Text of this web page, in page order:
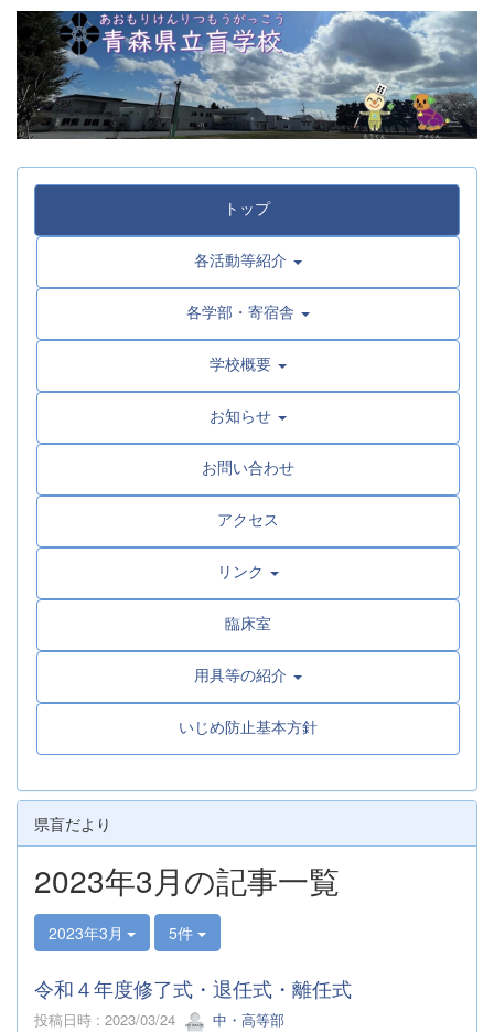
トップ
各活動等紹介
各学部・寄宿舎
学校概要
お知らせ
お問い合わせ
アクセス
リンク
臨床室
用具等の紹介
いじめ防止基本方針
県盲だより
2023年3月の記事一覧
2023年3月 5件
令和４年度修了式・退任式・離任式
投稿日時 : 2023/03/24 中・高等部